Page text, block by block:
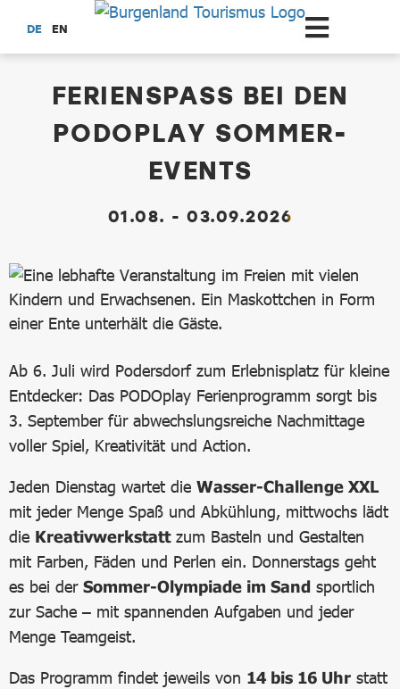
Zum Hauptinhalt springen
DE EN
FERIENSPASS BEI DEN
PODOPLAY SOMMER-
EVENTS
01.08. - 03.09.2026
Ab 6. Juli wird Podersdorf zum Erlebnisplatz für kleine
Entdecker: Das PODOplay Ferienprogramm sorgt bis
3. September für abwechslungsreiche Nachmittage
voller Spiel, Kreativität und Action.
Jeden Dienstag wartet die Wasser-Challenge XXL
mit jeder Menge Spaß und Abkühlung, mittwochs lädt
die Kreativwerkstattzum Basteln und Gestalten
mit Farben, Fäden und Perlen ein. Donnerstags geht
es bei der Sommer-Olympiade im Sand sportlich
zur Sache – mit spannenden Aufgaben und jeder
Menge Teamgeist.
Das Programm findet jeweils von 14 bis 16 Uhr statt